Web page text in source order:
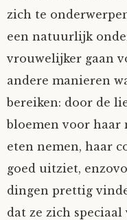
zich te
een natuurlijk
vrouwelijker gaan
andere manieren
bereiken: door de
bloemen voor haar
eten nemen, haar
goed uitziet,
dingen prettig
dat ze zich